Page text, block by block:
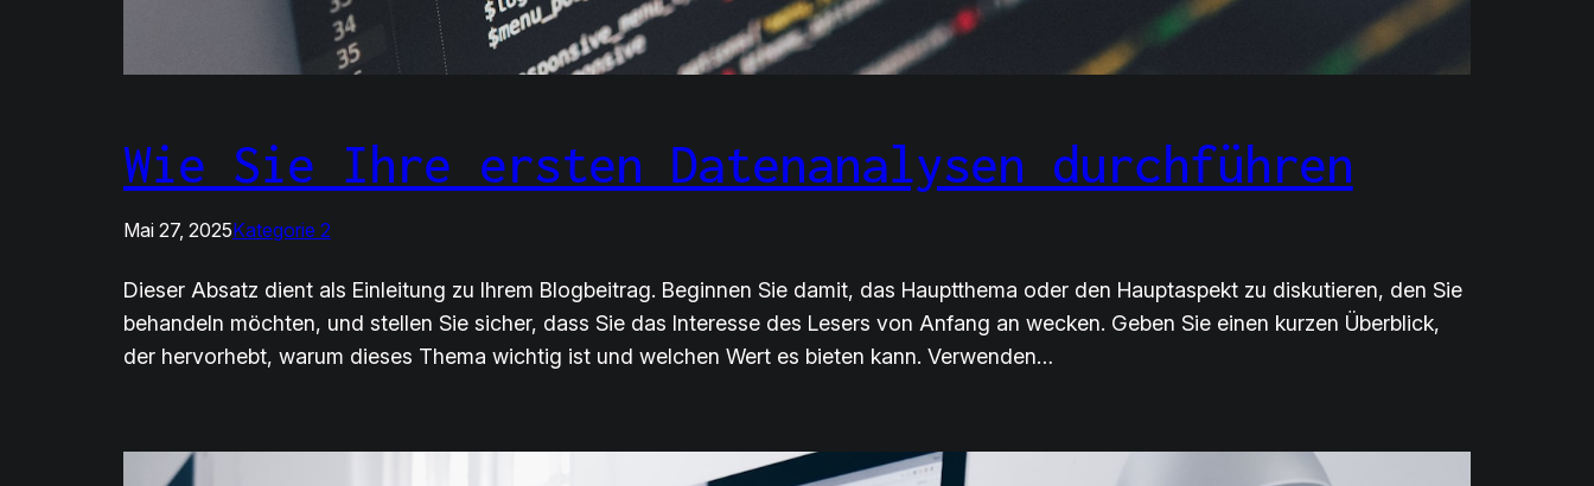
Wie Sie Ihre ersten Datenanalysen durchführen
Mai 27, 2025Kategorie 2
Dieser Absatz dient als Einleitung zu Ihrem Blogbeitrag. Beginnen Sie damit, das Hauptthema oder den Hauptaspekt zu diskutieren, den Sie
behandeln möchten, und stellen Sie sicher, dass Sie das Interesse des Lesers von Anfang an wecken. Geben Sie einen kurzen Überblick,
der hervorhebt, warum dieses Thema wichtig ist und welchen Wert es bieten kann. Verwenden…